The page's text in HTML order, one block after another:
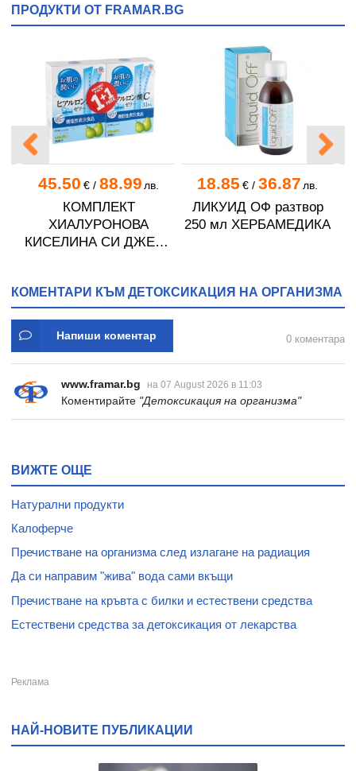
ПРОДУКТИ ОТ FRAMAR.BG
45.50 €/ 88.99 лв.
КОМПЛЕКТ
ХИАЛУРОНОВА
КИСЕЛИНА СИ ДЖЕЛИ
18.85 €/ 36.87 лв.
ЛИКУИД ОФ разтвор
250 мл ХЕРБАМЕДИКА
КОМЕНТАРИ КЪМ ДЕТОКСИКАЦИЯ НА ОРГАНИЗМА
Напиши коментар 0 коментара
www.framar.bg на 07 August 2026 в 11:03
Коментирайте "Детоксикация на организма"
ВИЖТЕ ОЩЕ
Натурални продукти
Калоферче
Пречистване на организма след излагане на радиация
Да си направим "жива" вода сами вкъщи
Пречистване на кръвта с билки и естествени средства
Естествени средства за детоксикация от лекарства
НАЙ-НОВИТЕ ПУБЛИКАЦИИ